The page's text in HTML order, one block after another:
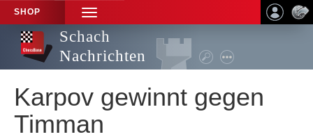
SHOP
TOGGLE
NAVIGATION
Schach
Nachrichten
Karpov gewinnt gegen
Timman